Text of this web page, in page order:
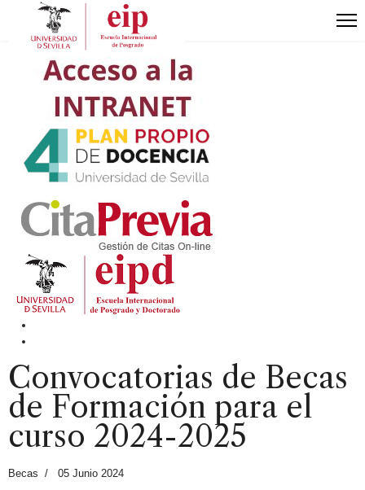
Convocatorias de Becas
de Formación para el
curso 2024-2025
Becas 05 Junio 2024